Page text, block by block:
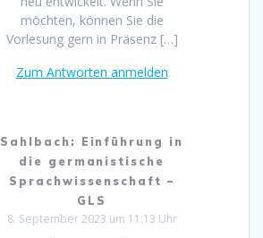
möchten, können Sie die
Vorlesung gern in Präsenz […]
Zum Antworten anmelden
Sahlbach: Einführung in
die germanistische
Sprachwissenschaft –
GLS
8. September 2023 um 11:13 Uhr